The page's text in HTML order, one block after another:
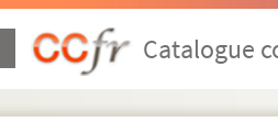
Catalogue
Frondaie. La menace : pièce en 4
Barrière. Un ménage en ville :